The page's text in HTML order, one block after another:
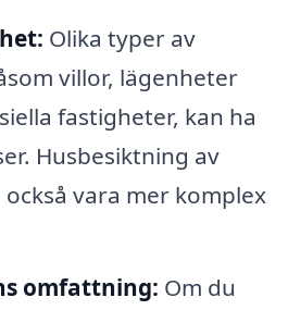
Olika typer av
villor, lägenheter
fastigheter, kan ha
Husbesiktning av
vara mer komplex
omfattning: Om du